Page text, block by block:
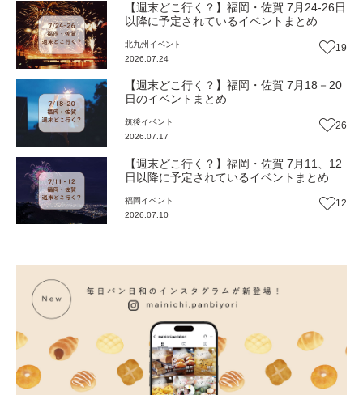
【週末どこ行く？】福岡・佐賀 7月24-26日
以降に予定されているイベントまとめ
北九州 イベント
2026.07.24
19
【週末どこ行く？】福岡・佐賀 7月18－20
日のイベントまとめ
筑後イベント
2026.07.17
26
【週末どこ行く？】福岡・佐賀 7月11、12
日以降に予定されているイベントまとめ
福岡 イベント
2026.07.10
12